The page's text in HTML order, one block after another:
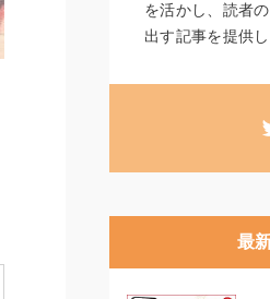
を活かし、読者
出す記事を提供し
最